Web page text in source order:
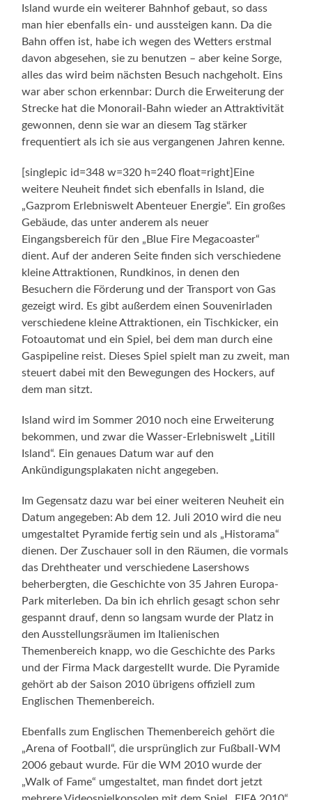
Island wurde ein weiterer Bahnhof gebaut, so dass
man hier ebenfalls ein- und aussteigen kann. Da die
Bahn offen ist, habe ich wegen des Wetters erstmal
davon abgesehen, sie zu benutzen – aber keine Sorge,
alles das wird beim nächsten Besuch nachgeholt. Eins
war aber schon erkennbar: Durch die Erweiterung der
Strecke hat die Monorail-Bahn wieder an Attraktivität
gewonnen, denn sie war an diesem Tag stärker
frequentiert als ich sie aus vergangenen Jahren kenne.
[singlepic id=348 w=320 h=240 float=right]Eine
weitere Neuheit findet sich ebenfalls in Island, die
„Gazprom Erlebniswelt Abenteuer Energie“. Ein großes
Gebäude, das unter anderem als neuer
Eingangsbereich für den „Blue Fire Megacoaster“
dient. Auf der anderen Seite finden sich verschiedene
kleine Attraktionen, Rundkinos, in denen den
Besuchern die Förderung und der Transport von Gas
gezeigt wird. Es gibt außerdem einen Souvenirladen
verschiedene kleine Attraktionen, ein Tischkicker, ein
Fotoautomat und ein Spiel, bei dem man durch eine
Gaspipeline reist. Dieses Spiel spielt man zu zweit, man
steuert dabei mit den Bewegungen des Hockers, auf
dem man sitzt.
Island wird im Sommer 2010 noch eine Erweiterung
bekommen, und zwar die Wasser-Erlebniswelt „Litill
Island“. Ein genaues Datum war auf den
Ankündigungsplakaten nicht angegeben.
Im Gegensatz dazu war bei einer weiteren Neuheit ein
Datum angegeben: Ab dem 12. Juli 2010 wird die neu
umgestaltet Pyramide fertig sein und als „Historama“
dienen. Der Zuschauer soll in den Räumen, die vormals
das Drehtheater und verschiedene Lasershows
beherbergten, die Geschichte von 35 Jahren Europa-
Park miterleben. Da bin ich ehrlich gesagt schon sehr
gespannt drauf, denn so langsam wurde der Platz in
den Ausstellungsräumen im Italienischen
Themenbereich knapp, wo die Geschichte des Parks
und der Firma Mack dargestellt wurde. Die Pyramide
gehört ab der Saison 2010 übrigens offiziell zum
Englischen Themenbereich.
Ebenfalls zum Englischen Themenbereich gehört die
„Arena of Football“, die ursprünglich zur Fußball-WM
2006 gebaut wurde. Für die WM 2010 wurde der
„Walk of Fame“ umgestaltet, man findet dort jetzt